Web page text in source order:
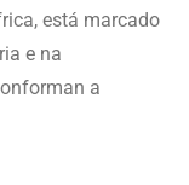
está marcado
e na
a